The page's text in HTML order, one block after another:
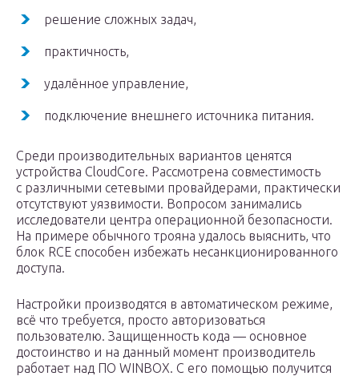
решение сложных задач,
практичность,
удалённое управление,
подключение внешнего источника питания.
Среди производительных вариантов ценятся
устройства CloudCore. Рассмотрена совместимость
с различными сетевыми провайдерами, практически
отсутствуют уязвимости. Вопросом занимались
исследователи центра операционной безопасности.
На примере обычного трояна удалось выяснить, что
блок RCE способен избежать несанкционированного
доступа.
Настройки производятся в автоматическом режиме,
всё что требуется, просто авторизоваться
пользователю. Защищенность кода — основное
достоинство и на данный момент производитель
работает над ПО WINBOX. С его помощью получится